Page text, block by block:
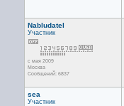
Nabludatel
Участник
с мая 2009
Москва
Сообщений: 6837
sea
Участник